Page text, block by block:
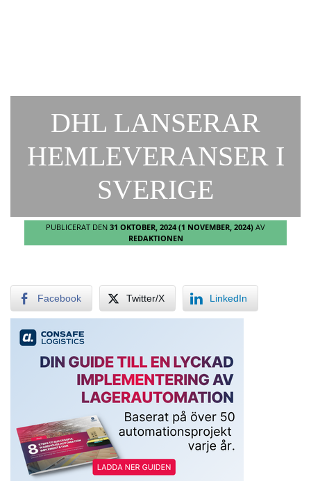
DHL LANSERAR
HEMLEVERANSER I
SVERIGE
PUBLICERAT DEN 31 OKTOBER, 2024 (1 NOVEMBER, 2024) AV
REDAKTIONEN
Facebook Twitter/X LinkedIn